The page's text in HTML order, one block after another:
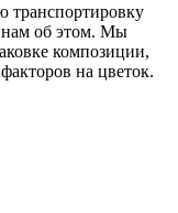
нам об этом. Мы
композиции,
на цветок.